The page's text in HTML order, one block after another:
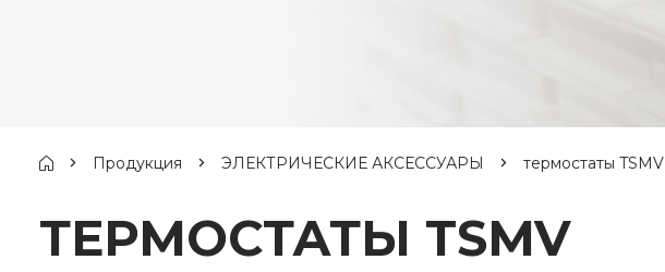
Продукция ЭЛЕКТРИЧЕСКИЕ АКСЕССУАРЫ термостаты TSMV
ТЕРМОСТАТЫ TSMV